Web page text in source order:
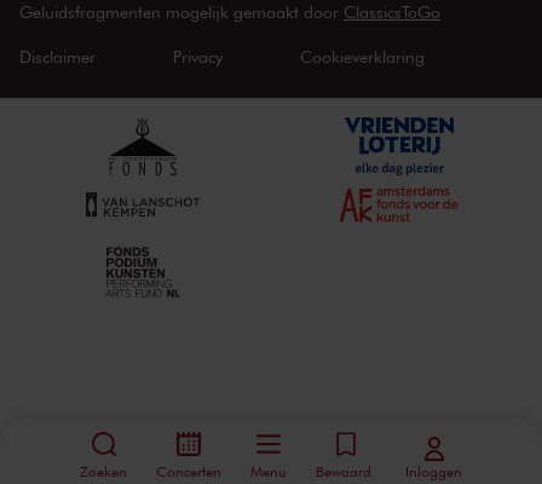
Zoeken Concerten Menu Bewaard Inloggen
Geluidsfragmenten mogelijk gemaakt door ClassicsToGo
Disclaimer Privacy Cookieverklaring